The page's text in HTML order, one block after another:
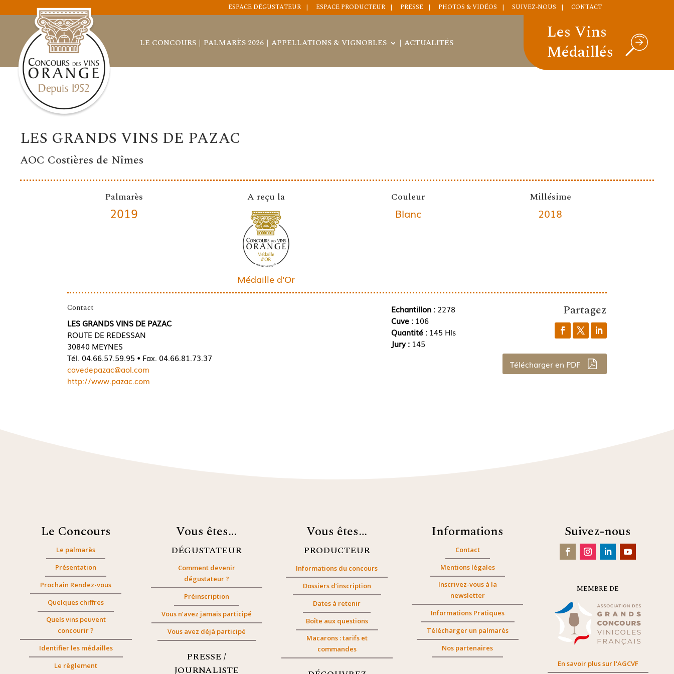
ESPACE DÉGUSTATEUR ESPACE PRODUCTEUR PRESSE PHOTOS & VIDÉOS SUIVEZ-NOUS CONTACT
LE CONCOURS PALMARÈS 2026 APPELLATIONS & VIGNOBLES ACTUALITÉS
Les Vins
Médaillés
LES GRANDS VINS DE PAZAC
AOC Costières de Nîmes
Palmarès
2019
A reçu la
Médaille d'Or
Couleur
Blanc
Millésime
2018
Contact
LES GRANDS VINS DE PAZAC
ROUTE DE REDESSAN
30840 MEYNES
Tél. 04.66.57.59.95 • Fax. 04.66.81.73.37
cavedepazac@aol.com
http://www.pazac.com
Echantillon :2278
Cuve : 106
Quantité : 145 Hls
Jury : 145
Partagez
Télécharger en PDF
Le Concours
Le palmarès
Présentation
Prochain Rendez-vous
Quelques chiffres
Quels vins peuvent
concourir ?
Identifier les médailles
Le règlement
Vous êtes…
DÉGUSTATEUR
Comment devenir
dégustateur ?
Préinscription
Vous n’avez jamais participé
Vous avez déjà participé
PRESSE /
JOURNALISTE
Vous êtes…
PRODUCTEUR
Informations du concours
Dossiers d’inscription
Dates à retenir
Boîte aux questions
Macarons : tarifs et
commandes
Informations
Contact
Mentions légales
Inscrivez-vous à la
newsletter
Informations Pratiques
Télécharger un palmarès
Nos partenaires
Suivez-nous
MEMBRE DE
En savoir plus sur l'AGCVF